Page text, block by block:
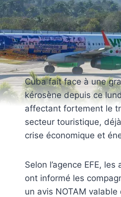
Cuba fait face à une
kérosène depuis ce
affectant fortement le
secteur touristique,
crise économique et
Selon l’agence EFE,
ont informé les
un avis NOTAM valable